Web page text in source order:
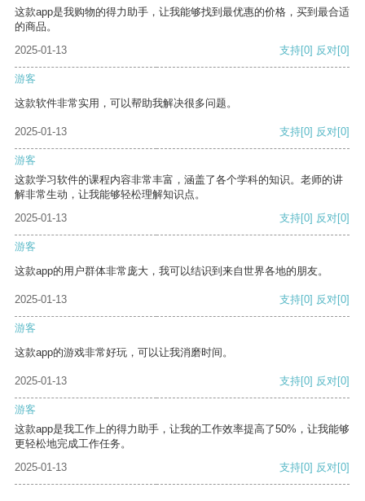
这款app是我购物的得力助手，让我能够找到最优惠的价格，买到最合适
的商品。
2025-01-13
支持[0] 反对[0]
游客
这款软件非常实用，可以帮助我解决很多问题。
2025-01-13 支持[0] 反对[0]
游客
这款学习软件的课程内容非常丰富，涵盖了各个学科的知识。老师的讲
解非常生动，让我能够轻松理解知识点。
2025-01-13
支持[0] 反对[0]
游客
这款app的用户群体非常庞大，我可以结识到来自世界各地的朋友。
2025-01-13 支持[0] 反对[0]
游客
这款app的游戏非常好玩，可以让我消磨时间。
2025-01-13 支持[0] 反对[0]
游客
这款app是我工作上的得力助手，让我的工作效率提高了50%，让我能够
更轻松地完成工作任务。
2025-01-13
支持[0] 反对[0]